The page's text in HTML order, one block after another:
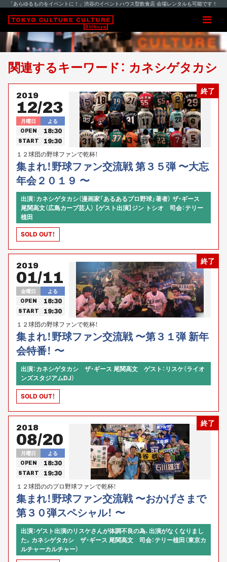
「あらゆるものをイベントに！」渋谷のイベントハウス型飲食店 会場レンタルも可能です！
関連するキーワード： カネシゲタカシ
終了
2019
12/23
月曜日 よる
OPEN 18:30
START 19:30
１２球団の野球ファンで乾杯！
集まれ！野球ファン交流戦 第３５弾 〜大忘
年会２０１９ 〜
出演：カネシゲタカシ（漫画家「あるあるプロ野球」著者） ザ・ギース
尾関高文（広島カープ芸人） 【ゲスト出演】ジン トシオ 司会：テリー
植田
SOLD OUT！
終了
2019
01/11
金曜日 よる
OPEN 18:30
START 19:30
１２球団の野球ファンで乾杯！
集まれ！野球ファン交流戦 〜第３１弾 新年
会特番！ 〜
出演：カネシゲタカシ ザ・ギース 尾関高文 ゲスト：リスケ（ライオ
ンズスタジアムDJ）
SOLD OUT！
終了
2018
08/20
月曜日 よる
OPEN 18:30
START 19:30
１２球団ののプロ野球ファンで乾杯！
集まれ！野球ファン交流戦 〜おかげさまで
第３０弾スペシャル！ 〜
出演：ゲスト出演のリスケさんが体調不良の為、出演がなくなりまし
た。カネシゲタカシ ザ・ギース 尾関高文 司会：テリー植田（東京カ
ルチャーカルチャー）